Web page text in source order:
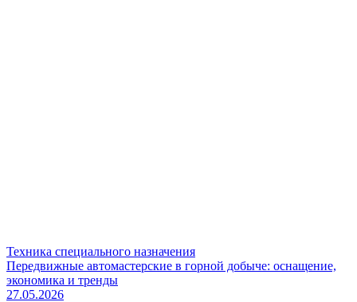
Техника специального назначения
Передвижные автомастерские в горной добыче: оснащение,
экономика и тренды
27.05.2026